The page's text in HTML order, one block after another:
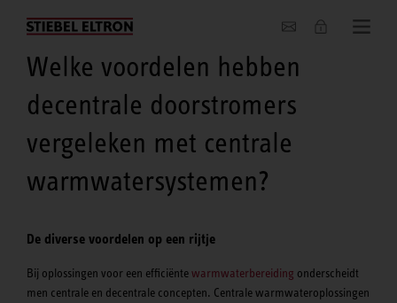
Actueel
Welke voordelen hebben
decentrale doorstromers
vergeleken met centrale
warmwatersystemen?
De diverse voordelen op een rijtje
Bij oplossingen voor een efficiëntewarmwaterbereiding onderscheidt
men centrale en decentrale concepten. Centrale warmwateroplossingen